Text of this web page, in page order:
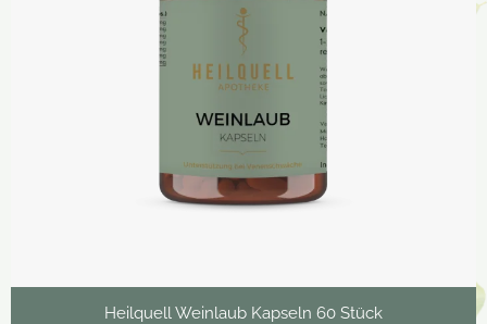
Heilquell Weinlaub Kapseln 60 Stück